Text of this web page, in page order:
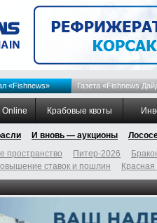
«Fishnews» Газета «Fishnews
Online Крабовые квоты
И вновь — аукционы
пространство Питер-2026
ставок и пошлин